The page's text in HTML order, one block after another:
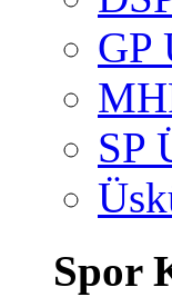
GP
SP
Spor